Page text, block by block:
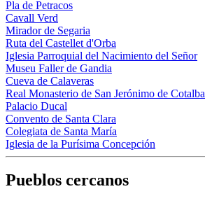
Pla de Petracos
Cavall Verd
Mirador de Segaria
Ruta del Castellet d'Orba
Iglesia Parroquial del Nacimiento del Señor
Museu Faller de Gandia
Cueva de Calaveras
Real Monasterio de San Jerónimo de Cotalba
Palacio Ducal
Convento de Santa Clara
Colegiata de Santa María
Iglesia de la Purísima Concepción
Pueblos cercanos